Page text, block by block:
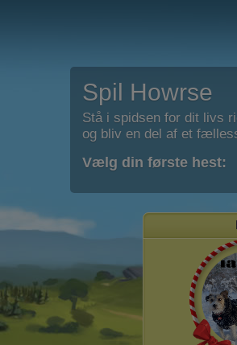
Spil Howrse
Stå i spidsen for dit livs
og bliv en del af et
Vælg din første hest: